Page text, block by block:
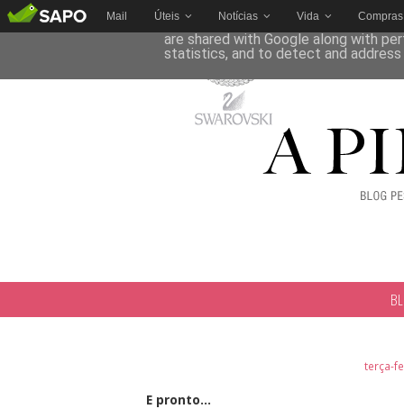
Mail Úteis Notícias Vida Compras
terça-
E pronto...
This site uses cookies from Google
are shared with Google along with
statistics, and to detect and address